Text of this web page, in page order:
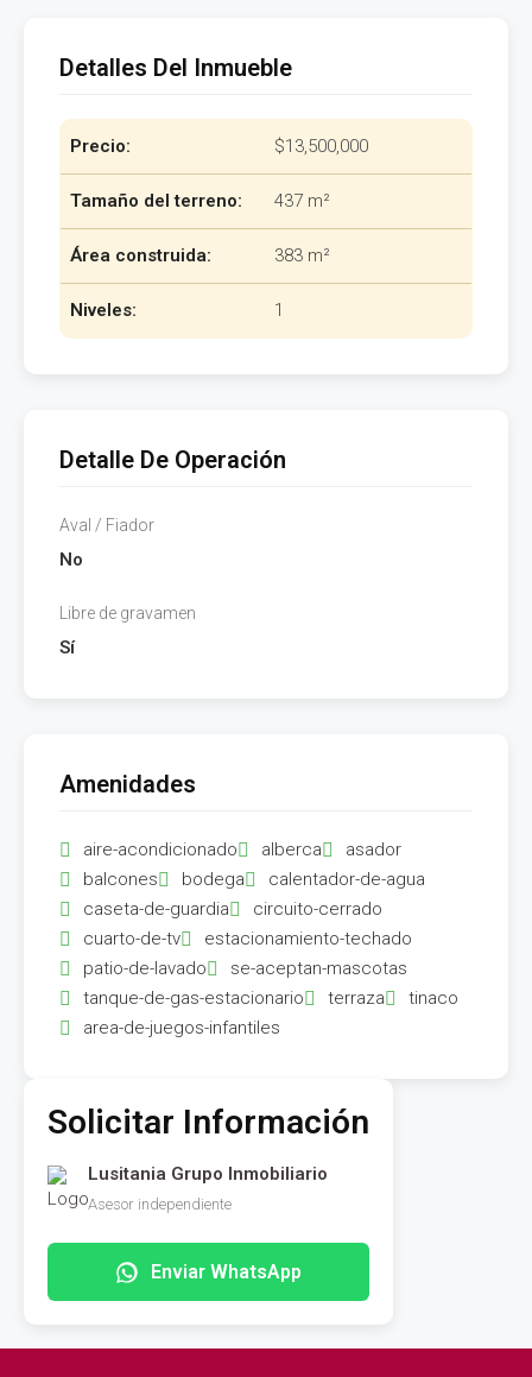
Detalles Del Inmueble
Precio: $13,500,000
Tamaño del terreno: 437 m²
Área construida: 383 m²
Niveles: 1
Detalle De Operación
Aval / Fiador
No
Libre de gravamen
Sí
Amenidades
aire-acondicionado alberca
asador
balcones
bodega
calentador-de-agua
caseta-de-guardia
circuito-cerrado
cuarto-de-tv
estacionamiento-techado
patio-de-lavado
se-aceptan-mascotas
tanque-de-gas-estacionario
terraza
tinaco
area-de-juegos-infantiles
Solicitar Información
Lusitania Grupo Inmobiliario
Asesor independiente
Enviar WhatsApp